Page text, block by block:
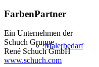
Malerbedarf
FarbenPartner
Ein Unternehmen der
Schuch Gruppe
René Schuch GmbH
www.schuch.com